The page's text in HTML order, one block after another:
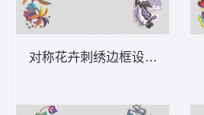
对称花卉刺绣边框设计 鞋垫